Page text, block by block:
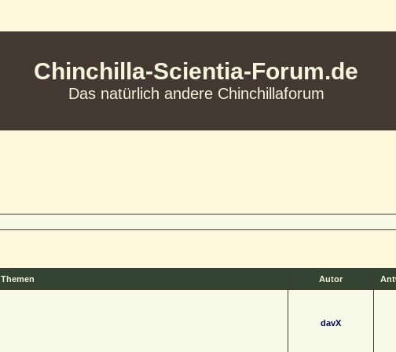
Chinchilla-Scientia-Forum.de
Das natürlich andere Chinchillaforum
Themen Autor
davX